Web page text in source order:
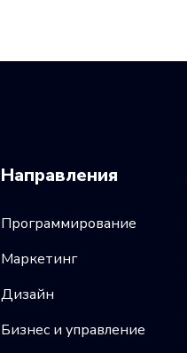
Направления
Программирование
Маркетинг
Дизайн
Бизнес и управление